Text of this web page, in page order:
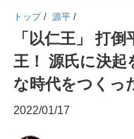
トップ / 源平 /
「以仁王」 打
王！ 源氏に決起
な時代をつくっ
2022/01/17